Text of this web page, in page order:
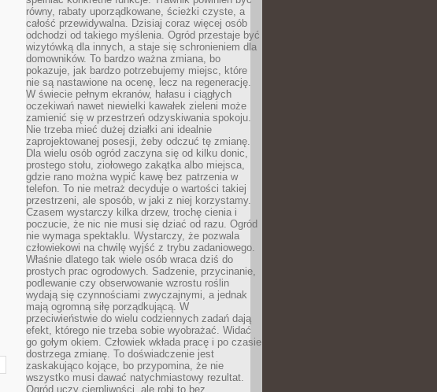
równy, rabaty uporządkowane, ścieżki czyste, a
całość przewidywalna. Dzisiaj coraz więcej osób
odchodzi od takiego myślenia. Ogród przestaje być
wizytówką dla innych, a staje się schronieniem dla
domowników. To bardzo ważna zmiana, bo
pokazuje, jak bardzo potrzebujemy miejsc, które
nie są nastawione na ocenę, lecz na regenerację.
W świecie pełnym ekranów, hałasu i ciągłych
oczekiwań nawet niewielki kawałek zieleni może
zamienić się w przestrzeń odzyskiwania spokoju.
Nie trzeba mieć dużej działki ani idealnie
zaprojektowanej posesji, żeby odczuć tę zmianę.
Dla wielu osób ogród zaczyna się od kilku donic,
prostego stołu, ziołowego zakątka albo miejsca,
gdzie rano można wypić kawę bez patrzenia w
telefon. To nie metraż decyduje o wartości takiej
przestrzeni, ale sposób, w jaki z niej korzystamy.
Czasem wystarczy kilka drzew, trochę cienia i
poczucie, że nic nie musi się dziać od razu. Ogród
nie wymaga spektaklu. Wystarczy, że pozwala
człowiekowi na chwilę wyjść z trybu zadaniowego.
Właśnie dlatego tak wiele osób wraca dziś do
prostych prac ogrodowych. Sadzenie, przycinanie,
podlewanie czy obserwowanie wzrostu roślin
wydają się czynnościami zwyczajnymi, a jednak
mają ogromną siłę porządkującą. W
przeciwieństwie do wielu codziennych zadań dają
efekt, którego nie trzeba sobie wyobrażać. Widać
go gołym okiem. Człowiek wkłada pracę i po czasie
dostrzega zmianę. To doświadczenie jest
zaskakująco kojące, bo przypomina, że nie
wszystko musi dawać natychmiastowy rezultat.
Ogród uczy cierpliwości, ale robi to bez